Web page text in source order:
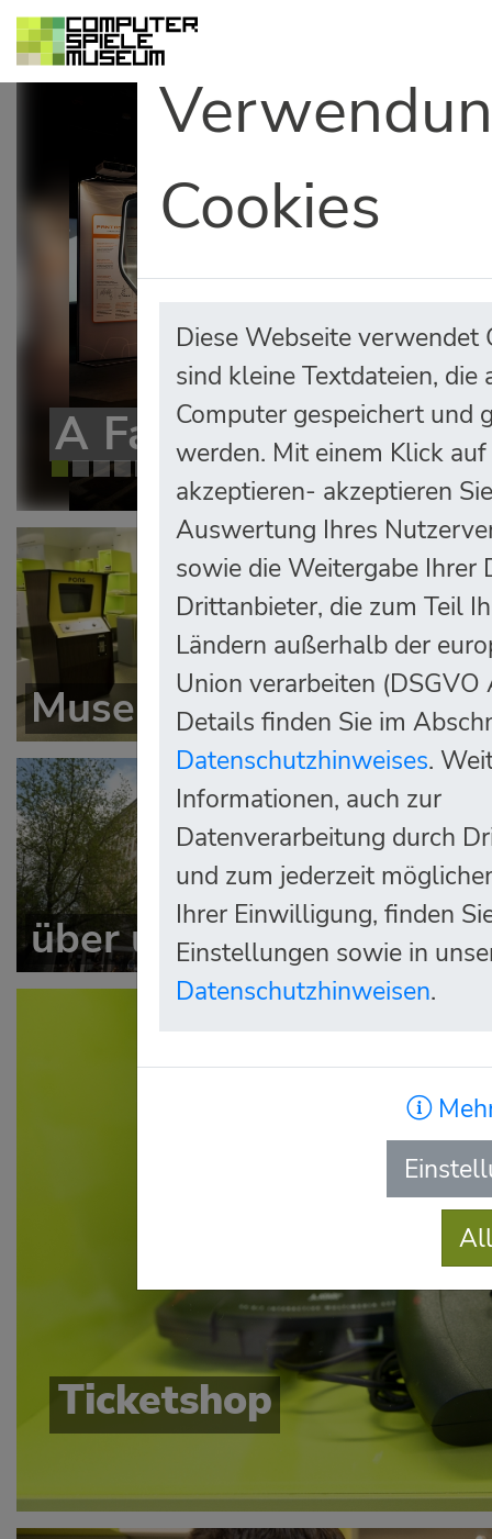
Fantastic Failure
Previous
Museum
über uns
Ticketshop
Cookies
Diese Webseite verwendet
sind kleine Textdateien, die
Computer gespeichert und
werden. Mit einem Klick
akzeptieren- akzeptieren
Auswertung Ihres
sowie die Weitergabe Ihrer
Drittanbieter, die zum Teil
Ländern außerhalb der
Union verarbeiten (DSGVO
Details finden Sie im
Datenschutzhinweises.
Informationen, auch zur
Datenverarbeitung durch
und zum jederzeit
Ihrer Einwilligung, finden
Einstellungen sowie in
Datenschutzhinweisen.